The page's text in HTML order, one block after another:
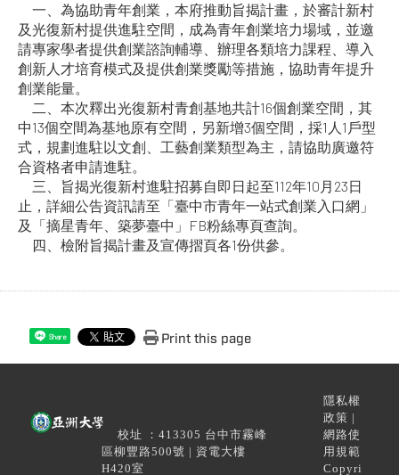
一、為協助青年創業，本府推動旨揭計畫，於審計新村
及光復新村提供進駐空間，成為青年創業培力場域，並邀
請專家學者提供創業諮詢輔導、辦理各類培力課程、導入
創新人才培育模式及提供創業獎勵等措施，協助青年提升
創業能量。
二、本次釋出光復新村青創基地共計16個創業空間，其
中13個空間為基地原有空間，另新增3個空間，採1人1戶型
式，規劃進駐以文創、工藝創業類型為主，請協助廣邀符
合資格者申請進駐。
三、旨揭光復新村進駐招募自即日起至112年10月23日
止，詳細公告資訊請至「臺中市青年一站式創業入口網」
及「摘星青年、築夢臺中」FB粉絲專頁查詢。
四、檢附旨揭計畫及宣傳摺頁各1份供參。
Share Print this page
校址 ：413305 台中市霧峰
區柳豐路500號 | 資電大樓
H420室
隱私權
政策 |
網路使
用規範
Copyri